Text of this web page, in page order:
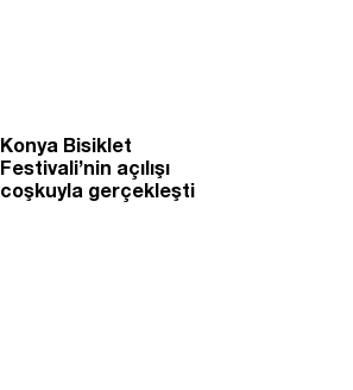
Konya Bisiklet
Festivali’nin açılışı
coşkuyla gerçekleşti